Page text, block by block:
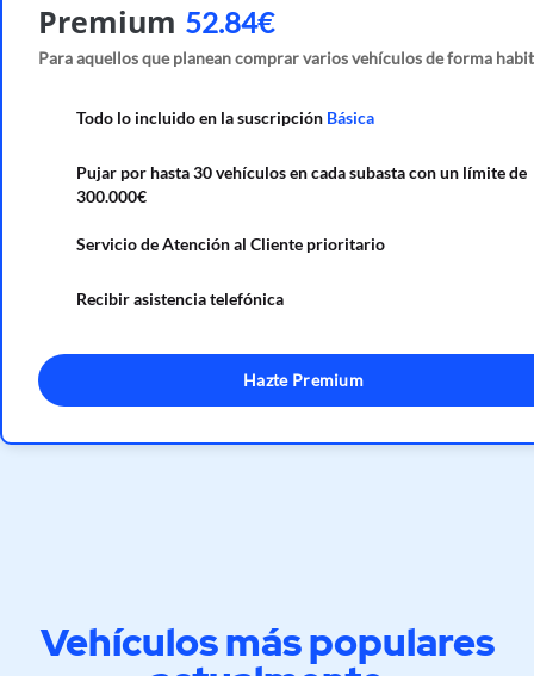
Premium 52.84€
Para aquellos que planean comprar varios vehículos de forma
Todo lo incluido en la suscripción Básica
Pujar por hasta 30 vehículos en cada subasta con un límite de
300.000€
Servicio de Atención al Cliente prioritario
Recibir asistencia telefónica
Hazte Premium
Vehículos más populares